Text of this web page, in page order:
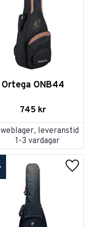
Ortega ONB44
745 kr
leveranstid
1-3 vardagar